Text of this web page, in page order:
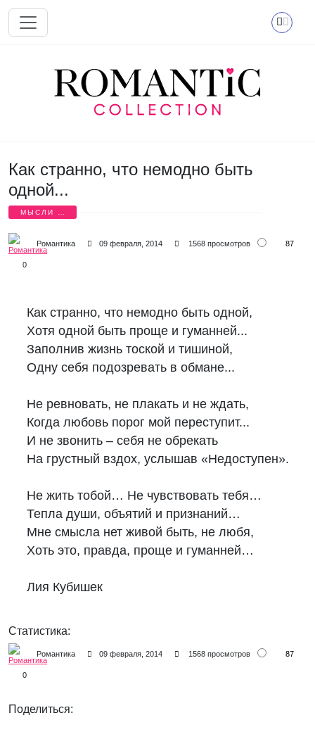
Перейти к основному содержанию
Как странно, что немодно быть
одной...
МЫСЛИ О
Романтика 09 февраля, 2014 1568 просмотров 87
0
Как странно, что немодно быть одной,
Хотя одной быть проще и гуманней...
Заполнив жизнь тоской и тишиной,
Одну себя подозревать в обмане...
Не ревновать, не плакать и не ждать,
Когда любовь порог мой переступит...
И не звонить – себя не обрекать
На грустный вздох, услышав «Недоступен».
Не жить тобой… Не чувствовать тебя…
Тепла души, объятий и признаний…
Мне смысла нет живой быть, не любя,
Хоть это, правда, проще и гуманней…
Лия Кубишек
Статистика:
Романтика 09 февраля, 2014 1568 просмотров 87
0
Поделиться: